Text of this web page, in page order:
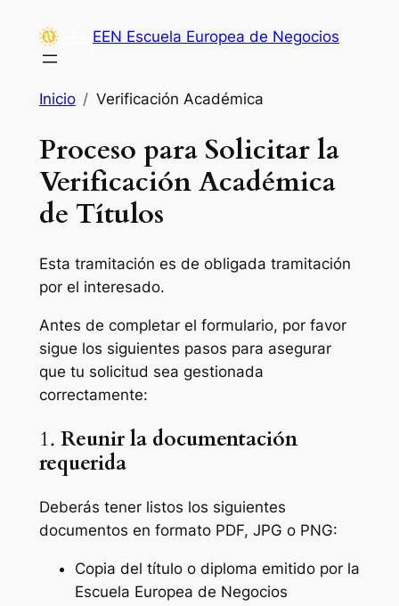
contenido
EEN Escuela Europea de Negocios
Inicio Verificación Académica
Proceso para Solicitar la
Verificación Académica
de Títulos
Esta tramitación es de obligada tramitación
por el interesado.
Antes de completar el formulario, por favor
sigue los siguientes pasos para asegurar
que tu solicitud sea gestionada
correctamente:
1. Reunir la documentación
requerida
Deberás tener listos los siguientes
documentos en formato PDF, JPG o PNG:
Copia del título o diploma emitido por la
Escuela Europea de Negocios